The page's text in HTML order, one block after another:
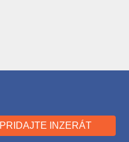
PRIDAJTE INZERÁT